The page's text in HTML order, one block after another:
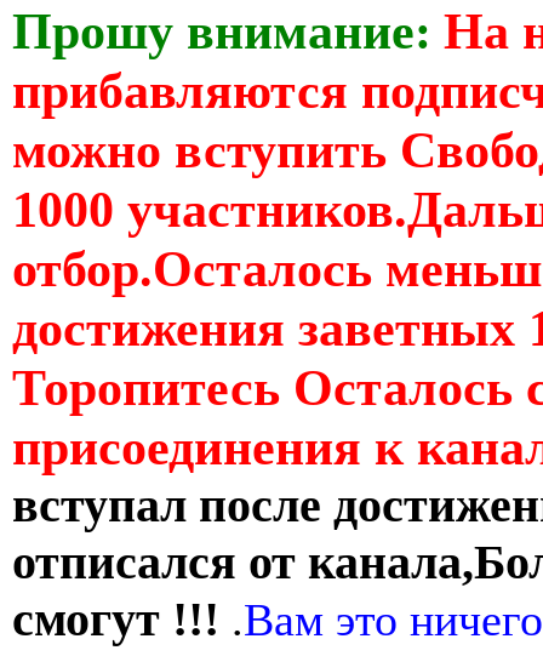
Прошу внимание: На
прибавляются
можно вступить
1000
отбор.Осталось
достижения заветных
Торопитесь Осталось
присоединения к
вступал после
отписался от
смогут !!! .Вам это